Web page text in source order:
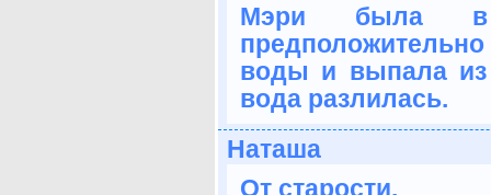
Мэри была в
воды и выпала из
вода разлилась.
Наташа
От старости.